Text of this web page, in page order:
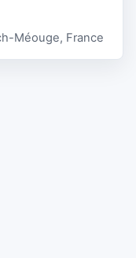
Méouge, France